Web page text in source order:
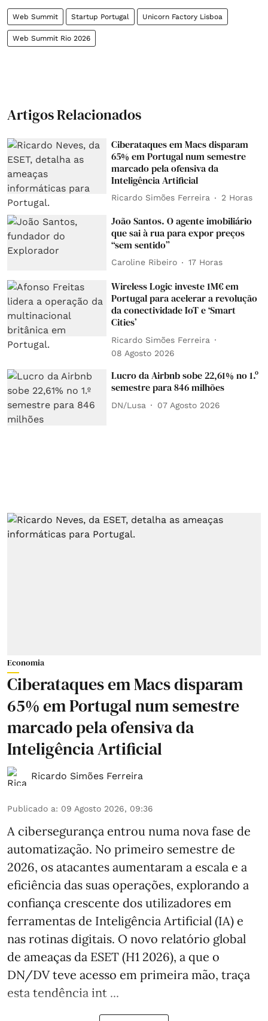
Web Summit Startup Portugal Unicorn Factory Lisboa
Web Summit Rio 2026
Artigos Relacionados
Ciberataques em Macs disparam
65% em Portugal num semestre
marcado pela ofensiva da
Inteligência Artificial
Ricardo Simões Ferreira 2 Horas
João Santos. O agente imobiliário
que sai à rua para expor preços
“sem sentido”
Caroline Ribeiro 17 Horas
Wireless Logic investe 1M€ em
Portugal para acelerar a revolução
da conectividade IoT e ‘Smart
Cities’
Ricardo Simões Ferreira
08 Agosto 2026
Lucro da Airbnb sobe 22,61% no 1.º
semestre para 846 milhões
DN/Lusa 07 Agosto 2026
Economia
Ciberataques em Macs disparam
65% em Portugal num semestre
marcado pela ofensiva da
Inteligência Artificial
Ricardo Simões Ferreira
Publicado a: 09 Agosto 2026, 09:36
A cibersegurança entrou numa nova fase de
automatização. No primeiro semestre de
2026, os atacantes aumentaram a escala e a
eficiência das suas operações, explorando a
confiança crescente dos utilizadores em
ferramentas de Inteligência Artificial (IA) e
nas rotinas digitais. O novo relatório global
de ameaças da ESET (H1 2026), a que o
DN/DV teve acesso em primeira mão, traça
esta tendência int ...